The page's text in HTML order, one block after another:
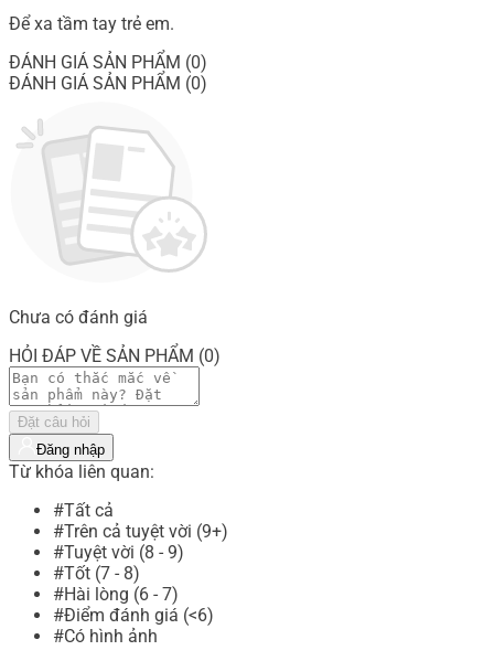
Để xa tầm tay trẻ em.
ĐÁNH GIÁ SẢN PHẨM (0)
ĐÁNH GIÁ SẢN PHẨM (0)
Chưa có đánh giá
HỎI ĐÁP VỀ SẢN PHẨM (0)
Đặt câu hỏi
Đăng nhập
Từ khóa liên quan:
#Tất cả
#Trên cả tuyệt vời (9+)
#Tuyệt vời (8 - 9)
#Tốt (7 - 8)
#Hài lòng (6 - 7)
#Điểm đánh giá (<6)
#Có hình ảnh